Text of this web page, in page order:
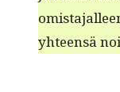
yhteen­sä